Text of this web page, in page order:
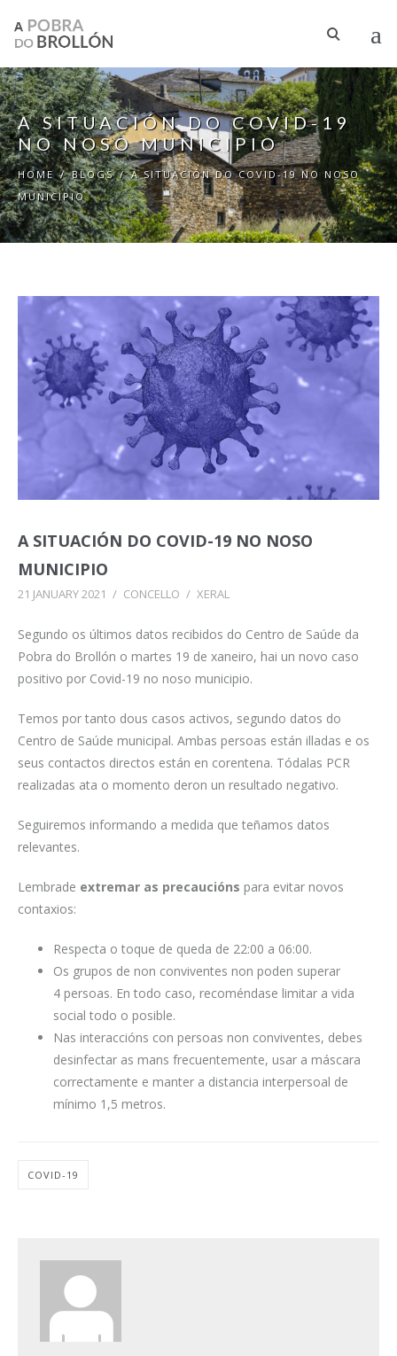
A SITUACIÓN DO COVID-19
NO NOSO MUNICIPIO
HOME / BLOGS / A SITUACIÓN DO COVID-19 NO NOSO
MUNICIPIO
A SITUACIÓN DO COVID-19 NO NOSO
MUNICIPIO
21 JANUARY 2021 / CONCELLO / XERAL
Segundo os últimos datos recibidos do Centro de Saúde da
Pobra do Brollón o martes 19 de xaneiro, hai un novo caso
positivo por Covid-19 no noso municipio.
Temos por tanto dous casos activos, segundo datos do
Centro de Saúde municipal. Ambas persoas están illadas e os
seus contactos directos están en corentena. Tódalas PCR
realizadas ata o momento deron un resultado negativo.
Seguiremos informando a medida que teñamos datos
relevantes.
Lembrade extremar as precaucións para evitar novos
contaxios:
Respecta o toque de queda de 22:00 a 06:00.
Os grupos de non conviventes non poden superar
4 persoas. En todo caso, recoméndase limitar a vida
social todo o posible.
Nas interaccións con persoas non conviventes, debes
desinfectar as mans frecuentemente, usar a máscara
correctamente e manter a distancia interpersoal de
mínimo 1,5 metros.
COVID-19